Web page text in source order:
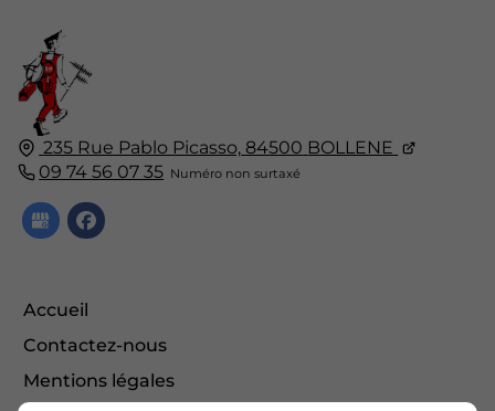
235 Rue Pablo Picasso, 84500 BOLLENE
09 74 56 07 35
Accueil
Contactez-nous
Mentions légales